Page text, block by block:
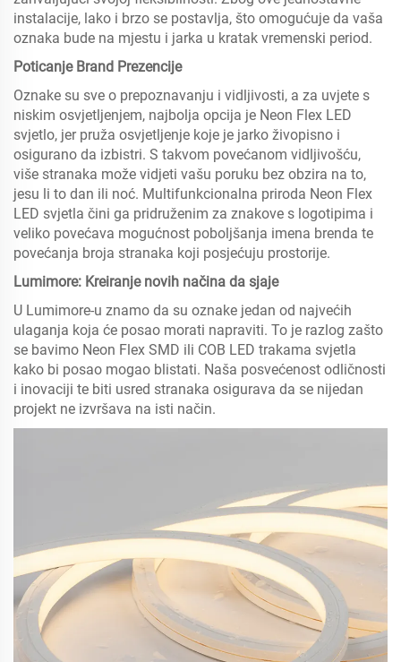
instalacije, lako i brzo se postavlja, što omogućuje da vaša
oznaka bude na mjestu i jarka u kratak vremenski period.
Poticanje Brand Prezencije
Oznake su sve o prepoznavanju i vidljivosti, a za uvjete s
niskim osvjetljenjem, najbolja opcija je Neon Flex LED
svjetlo, jer pruža osvjetljenje koje je jarko živopisno i
osigurano da izbistri. S takvom povećanom vidljivošću,
više stranaka može vidjeti vašu poruku bez obzira na to,
jesu li to dan ili noć. Multifunkcionalna priroda Neon Flex
LED svjetla čini ga pridruženim za znakove s logotipima i
veliko povećava mogućnost poboljšanja imena brenda te
povećanja broja stranaka koji posjećuju prostorije.
Lumimore: Kreiranje novih načina da sjaje
U Lumimore-u znamo da su oznake jedan od najvećih
ulaganja koja će posao morati napraviti. To je razlog zašto
se bavimo Neon Flex SMD ili COB LED trakama svjetla
kako bi posao mogao blistati. Naša posvećenost odličnosti
i inovaciji te biti usred stranaka osigurava da se nijedan
projekt ne izvršava na isti način.